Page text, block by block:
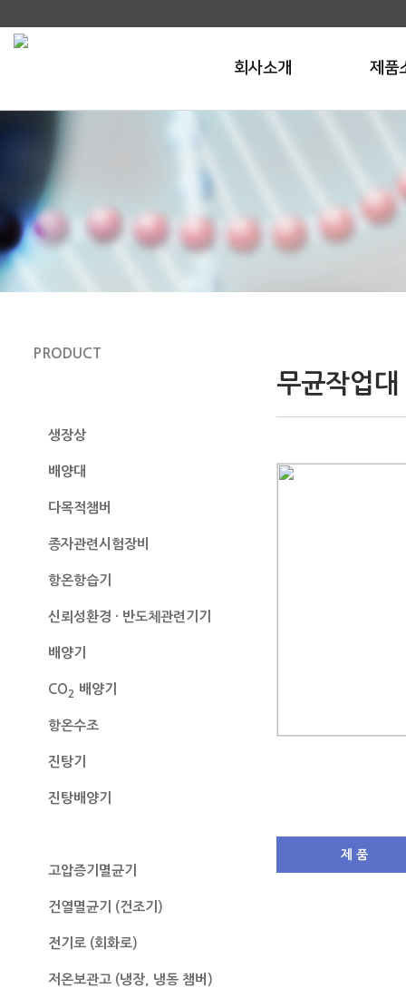
회사소개 제품
PRODUCT
생장상
배양대
다목적챔버
종자관련시험장비
항온항습기
신뢰성환경 · 반도체관련기기
배양기
CO2 배양기
항온수조
진탕기
진탕배양기
고압증기멸균기
건열멸균기 (건조기)
전기로 (회화로)
저온보관고 (냉장, 냉동 챔버)
무균작업대
제 품